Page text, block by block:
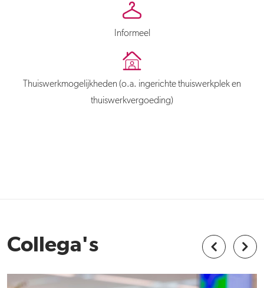
Informeel
Thuiswerkmogelijkheden (o.a. ingerichte thuiswerkplek en
thuiswerkvergoeding)
Collega's